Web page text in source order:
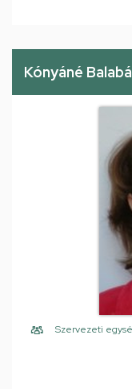
Kónyáné
Szervezeti